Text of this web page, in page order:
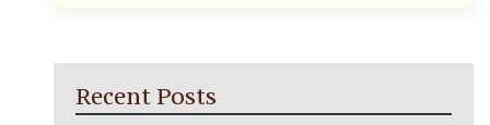
Recent Posts